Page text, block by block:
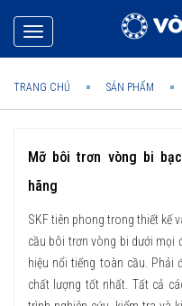
Toggle
navigation
TRANG CHỦ SẢN PHẨM
Mỡ bôi trơn vòng bi
hãng
SKF tiên phong trong thiết kế
cầu bôi trơn vòng bi dưới mọi
hiệu nổi tiếng toàn cầu. Phải
chất lượng tốt nhất. Tất cả